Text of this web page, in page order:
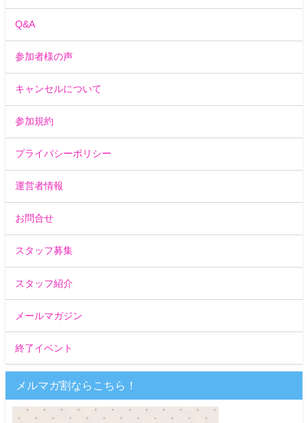
Q&A
参加者様の声
キャンセルについて
参加規約
プライバシーポリシー
運営者情報
お問合せ
スタッフ募集
スタッフ紹介
メールマガジン
終了イベント
メルマガ割ならこちら！